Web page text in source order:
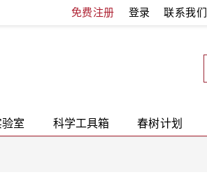
免费注册 登录 联系我们
室 科学工具箱 春树计划